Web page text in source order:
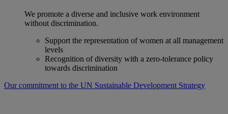
We promote a diverse and inclusive work environment
without discrimination.
Support the representation of women at all management
levels
Recognition of diversity with a zero-tolerance policy
towards discrimination
Our commitment to the UN Sustainable Development Strategy